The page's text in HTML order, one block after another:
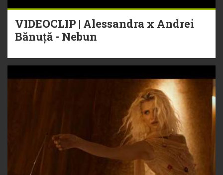
VIDEOCLIP | Alessandra x Andrei
Bănuță - Nebun